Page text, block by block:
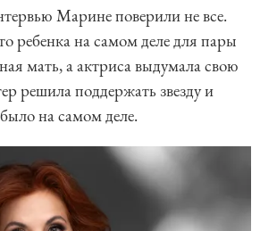
Марине поверили не все.
ребенка на самом деле для пары
мать, а актриса выдумала свою
решила поддержать звезду и
на самом деле.